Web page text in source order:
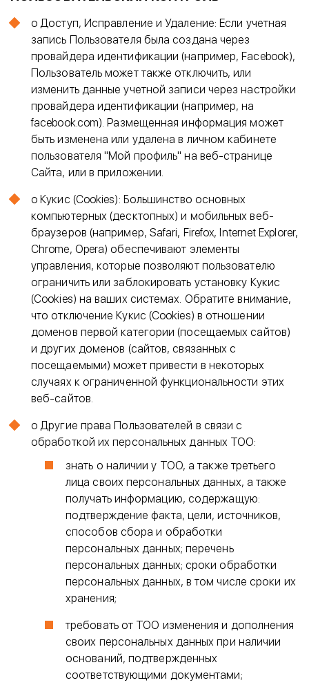
o Доступ, Исправление и Удаление: Если учетная
запись Пользователя была создана через
провайдера идентификации (например, Facebook),
Пользователь может также отключить, или
изменить данные учетной записи через настройки
провайдера идентификации (например, на
facebook.com). Размещенная информация может
быть изменена или удалена в личном кабинете
пользователя "Мой профиль" на веб-странице
Сайта, или в приложении.
o Кукис (Cookies): Большинство основных
компьютерных (десктопных) и мобильных веб-
браузеров (например, Safari, Firefox, Internet Explorer,
Chrome, Opera) обеспечивают элементы
управления, которые позволяют пользователю
ограничить или заблокировать установку Кукис
(Cookies) на ваших системах. Обратите внимание,
что отключение Кукис (Cookies) в отношении
доменов первой категории (посещаемых сайтов)
и других доменов (сайтов, связанных с
посещаемыми) может привести в некоторых
случаях к ограниченной функциональности этих
веб-сайтов.
o Другие права Пользователей в связи с
обработкой их персональных данных ТОО:
знать о наличии у ТОО, а также третьего
лица своих персональных данных, а также
получать информацию, содержащую:
подтверждение факта, цели, источников,
способов сбора и обработки
персональных данных; перечень
персональных данных; сроки обработки
персональных данных, в том числе сроки их
хранения;
требовать от ТОО изменения и дополнения
своих персональных данных при наличии
оснований, подтвержденных
соответствующими документами;